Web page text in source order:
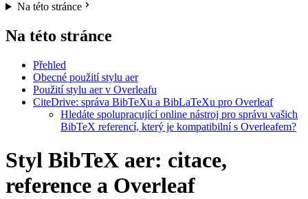
Na této stránce
Na této stránce
Přehled
Obecné použití stylu aer
Použití stylu aer v Overleafu
CiteDrive: správa BibTeXu a BibLaTeXu pro Overleaf
Hledáte spolupracující online nástroj pro správu vašich
BibTeX referencí, který je kompatibilní s Overleafem?
Styl BibTeX aer: citace,
reference a Overleaf